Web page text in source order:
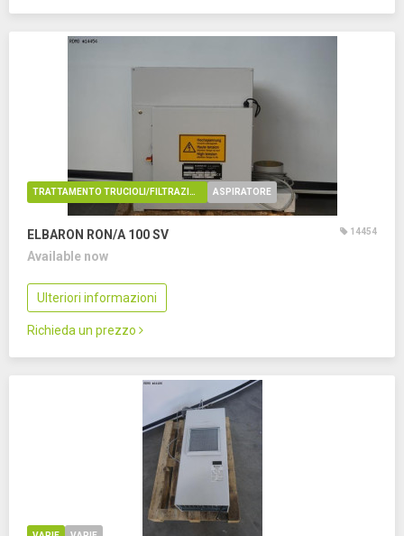
TRATTAMENTO TRUCIOLI/FILTRAZIONE OLIO ASPIRATORE
ELBARON RON/A 100 SV 14454
Available now
Ulteriori informazioni
Richieda un prezzo